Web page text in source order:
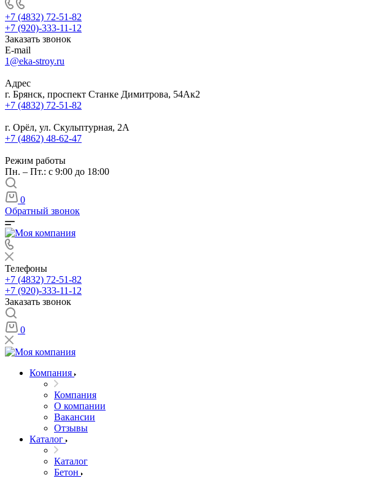
+7 (4832) 72-51-82
+7 (920)-333-11-12
Заказать звонок
E-mail
1@eka-stroy.ru
Адрес
г. Брянск, проспект Станке Димитрова, 54Ак2
+7 (4832) 72-51-82
г. Орёл, ул. Скульптурная, 2А
+7 (4862) 48-62-47
Режим работы
Пн. – Пт.: с 9:00 до 18:00
0
Обратный звонок
Телефоны
+7 (4832) 72-51-82
+7 (920)-333-11-12
Заказать звонок
0
Компания
Компания
О компании
Вакансии
Отзывы
Каталог
Каталог
Бетон